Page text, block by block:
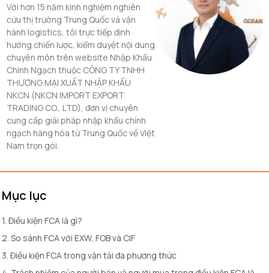
Với hơn 15 năm kinh nghiệm nghiên
cứu thị trường Trung Quốc và vận
hành logistics, tôi trực tiếp định
hướng chiến lược, kiểm duyệt nội dung
chuyên môn trên website Nhập Khẩu
Chính Ngạch thuộc CÔNG TY TNHH
THƯƠNG MẠI XUẤT NHẬP KHẨU
NKCN (NKCN IMPORT EXPORT
TRADING CO., LTD), đơn vị chuyên
cung cấp giải pháp nhập khẩu chính
ngạch hàng hóa từ Trung Quốc về Việt
Nam trọn gói.
Mục lục
1. Điều kiện FCA là gì?
2. So sánh FCA với EXW, FOB và CIF
3. Điều kiện FCA trong vận tải đa phương thức